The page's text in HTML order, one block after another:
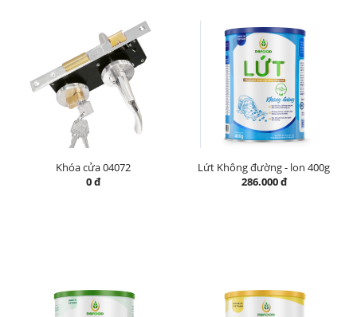
Khóa cửa 04072
0 đ
Lứt Không đường - lon 400g
286.000 đ